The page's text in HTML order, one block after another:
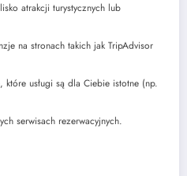
atrakcji turystycznych lub
na stronach takich jak TripAdvisor
które usługi są dla Ciebie istotne (np.
serwisach rezerwacyjnych.